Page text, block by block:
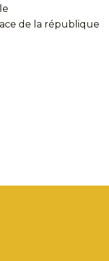
de la république